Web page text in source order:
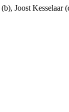
(b), Joost Kesselaar